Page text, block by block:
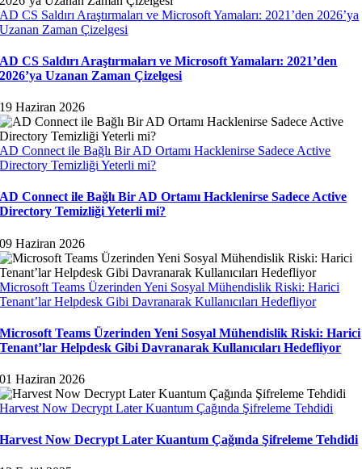
AD CS Saldırı Araştırmaları ve Microsoft Yamaları: 2021’den 2026’ya
Uzanan Zaman Çizelgesi
AD CS Saldırı Araştırmaları ve Microsoft Yamaları: 2021’den
2026’ya Uzanan Zaman Çizelgesi
19 Haziran 2026
AD Connect ile Bağlı Bir AD Ortamı Hacklenirse Sadece Active
Directory Temizliği Yeterli mi?
AD Connect ile Bağlı Bir AD Ortamı Hacklenirse Sadece Active
Directory Temizliği Yeterli mi?
09 Haziran 2026
Microsoft Teams Üzerinden Yeni Sosyal Mühendislik Riski: Harici
Tenant’lar Helpdesk Gibi Davranarak Kullanıcıları Hedefliyor
Microsoft Teams Üzerinden Yeni Sosyal Mühendislik Riski: Harici
Tenant’lar Helpdesk Gibi Davranarak Kullanıcıları Hedefliyor
01 Haziran 2026
Harvest Now Decrypt Later Kuantum Çağında Şifreleme Tehdidi
Harvest Now Decrypt Later Kuantum Çağında Şifreleme Tehdidi